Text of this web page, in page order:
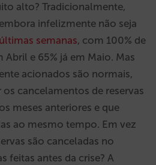
alto? Tradicionalmente,
infelizmente não seja
semanas, com 100% de
e 65% já em Maio. Mas
acionados são normais,
cancelamentos de reservas
meses anteriores e que
ao mesmo tempo. Em vez
são canceladas no
feitas antes da crise? A